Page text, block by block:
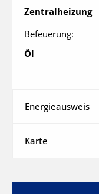
Zentralheizung
Befeuerung:
Öl
Energieausweis
Karte